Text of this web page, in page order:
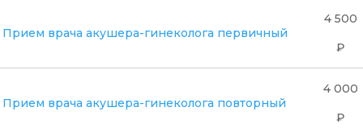
Прием врача акушера-гинеколога первичный
4 500
₽
Прием врача акушера-гинеколога повторный
4 000
₽